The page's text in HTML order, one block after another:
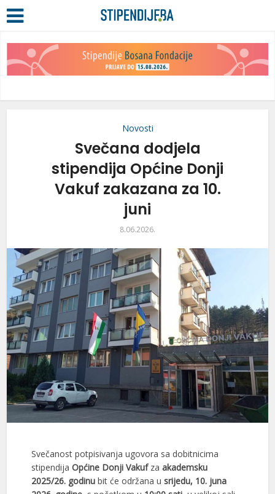
Novosti
Svečana dodjela
stipendija Općine Donji
Vakuf zakazana za 10.
juni
8.06.2026.
Svečanost potpisivanja ugovora sa dobitnicima
stipendijaOpćine Donji Vakuf zaakademsku
2025/26. godinu bit će održana usrijedu, 10. juna